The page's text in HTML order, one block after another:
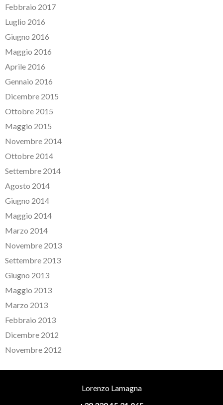
Febbraio 2017
Luglio 2016
Giugno 2016
Maggio 2016
Aprile 2016
Gennaio 2016
Dicembre 2015
Ottobre 2015
Maggio 2015
Novembre 2014
Ottobre 2014
Settembre 2014
Agosto 2014
Giugno 2014
Maggio 2014
Marzo 2014
Novembre 2013
Settembre 2013
Giugno 2013
Maggio 2013
Marzo 2013
Febbraio 2013
Dicembre 2012
Novembre 2012
Lorenzo Lamagna